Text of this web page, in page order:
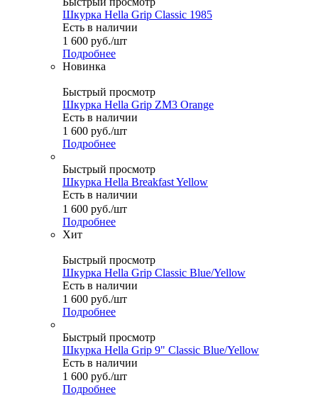
Шкурка Hella Grip Classic 1985
Есть в наличии
1 600 руб./шт
Подробнее
Новинка
Быстрый просмотр
Шкурка Hella Grip ZM3 Orange
Есть в наличии
1 600 руб./шт
Подробнее
Быстрый просмотр
Шкурка Hella Breakfast Yellow
Есть в наличии
1 600 руб./шт
Подробнее
Хит
Быстрый просмотр
Шкурка Hella Grip Classic Blue/Yellow
Есть в наличии
1 600 руб./шт
Подробнее
Быстрый просмотр
Шкурка Hella Grip 9" Classic Blue/Yellow
Есть в наличии
1 600 руб./шт
Подробнее